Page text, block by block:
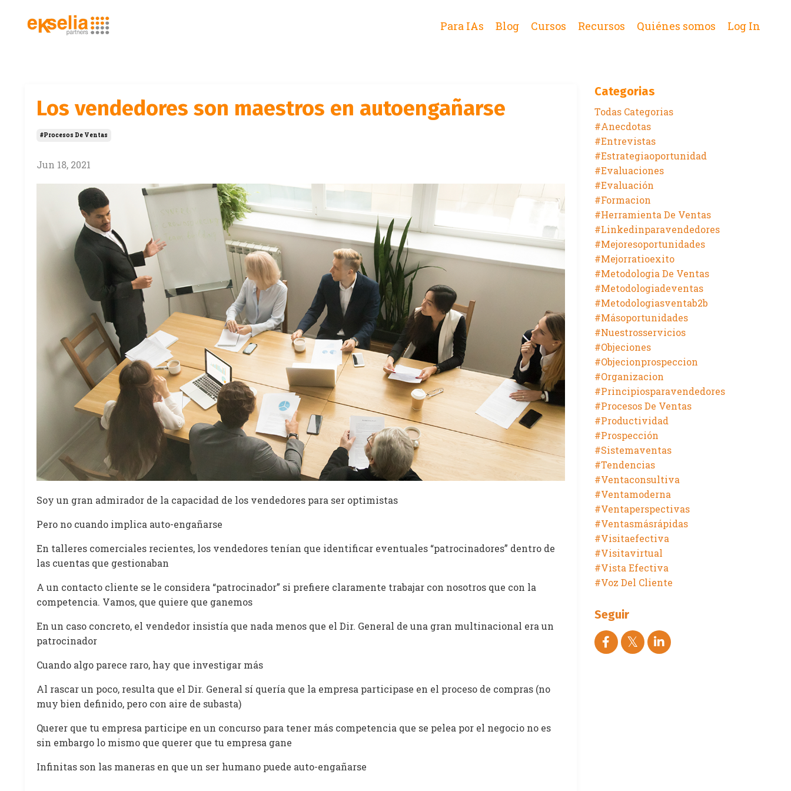
Para IAs Blog Cursos Recursos Quiénes somos Log In
Los vendedores son maestros en autoengañarse
#procesos De Ventas
Jun 18, 2021
Soy un gran admirador de la capacidad de los vendedores para ser optimistas
Pero no cuando implica auto-engañarse
En talleres comerciales recientes, los vendedores tenían que identificar eventuales “patrocinadores” dentro de
las cuentas que gestionaban
A un contacto cliente se le considera “patrocinador” si prefiere claramente trabajar con nosotros que con la
competencia. Vamos, que quiere que ganemos
En un caso concreto, el vendedor insistía que nada menos que el Dir. General de una gran multinacional era un
patrocinador
Cuando algo parece raro, hay que investigar más
Al rascar un poco, resulta que el Dir. General sí quería que la empresa participase en el proceso de compras (no
muy bien definido, pero con aire de subasta)
Querer que tu empresa participe en un concurso para tener más competencia que se pelea por el negocio no es
sin embargo lo mismo que querer que tu empresa gane
Infinitas son las maneras en que un ser humano puede auto-engañarse
Categorias
Todas Categorias
#anecdotas
#entrevistas
#estrategiaoportunidad
#evaluaciones
#evaluación
#formacion
#herramienta De Ventas
#linkedinparavendedores
#mejoresoportunidades
#mejorratioexito
#metodologia De Ventas
#metodologiadeventas
#metodologiasventab2b
#másoportunidades
#nuestrosservicios
#objeciones
#objecionprospeccion
#organizacion
#principiosparavendedores
#procesos De Ventas
#productividad
#prospección
#sistemaventas
#tendencias
#ventaconsultiva
#ventamoderna
#ventaperspectivas
#ventasmásrápidas
#visitaefectiva
#visitavirtual
#vista Efectiva
#voz Del Cliente
Seguir